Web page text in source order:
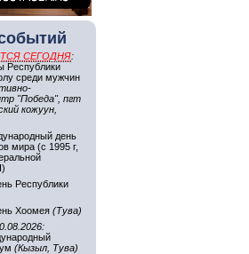
СЕГОДНЯ:
Республики
среди мужчин
"Победа", пгт
кожуун,
день
мира (с 1995 г,
Республики
Хоомея (Тува)
(Кызыл, Тува)